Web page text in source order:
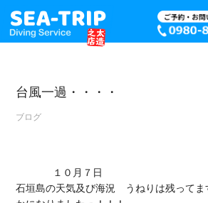
台風一過・・・・
ブログ
石垣島の天気及び海況　うねりは残って